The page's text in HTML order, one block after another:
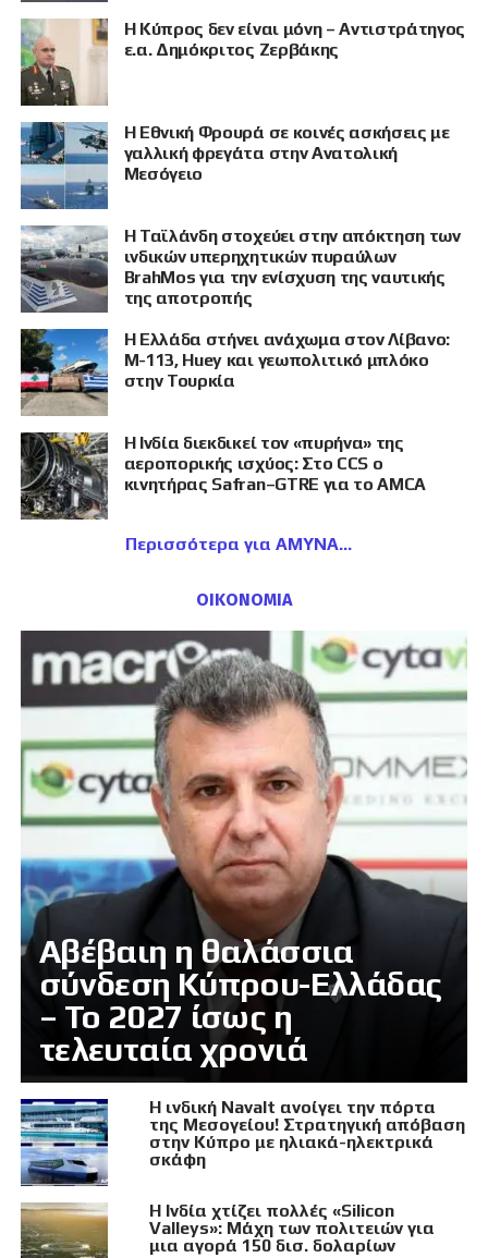
Η Κύπρος δεν είναι μόνη – Αντιστράτηγος
ε.α. Δημόκριτος Ζερβάκης
Η Εθνική Φρουρά σε κοινές ασκήσεις με
γαλλική φρεγάτα στην Ανατολική
Μεσόγειο
Η Ταϊλάνδη στοχεύει στην απόκτηση των
ινδικών υπερηχητικών πυραύλων
BrahMos για την ενίσχυση της ναυτικής
της αποτροπής
Η Ελλάδα στήνει ανάχωμα στον Λίβανο:
M-113, Huey και γεωπολιτικό μπλόκο
στην Τουρκία
Η Ινδία διεκδικεί τον «πυρήνα» της
αεροπορικής ισχύος: Στο CCS ο
κινητήρας Safran–GTRE για το AMCA
Περισσότερα για ΑΜΥΝΑ
ΟΙΚΟΝΟΜΙΑ
Αβέβαιη η θαλάσσια
σύνδεση Κύπρου-Ελλάδας
– Το 2027 ίσως η
τελευταία χρονιά
Η ινδική Navalt ανοίγει την πόρτα
της Μεσογείου! Στρατηγική απόβαση
στην Κύπρο με ηλιακά-ηλεκτρικά
σκάφη
Η Ινδία χτίζει πολλές «Silicon
Valleys»: Μάχη των πολιτειών για
μια αγορά 150 δισ. δολαρίων